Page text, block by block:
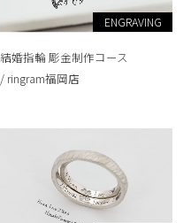
ENGRAVING
結婚指輪 彫金制作コース
ringram福岡店